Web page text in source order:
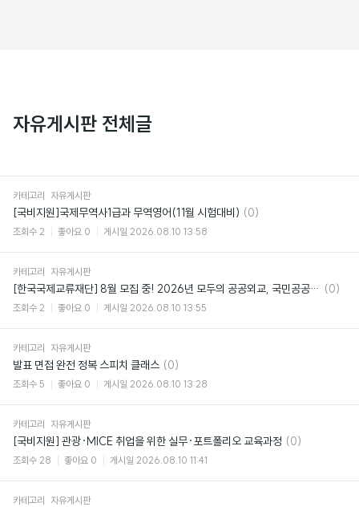
자유게시판 전체글
카테고리 자유게시판
[국비지원]국제무역사1급과 무역영어(11월 시험대비) 댓
(0)
조회수 2 좋아요 0 게시일 2026.08.10 13:58
카테고리 자유게시판
[한국국제교류재단] 8월 모집 중! 2026년 모두의 공공외교, 국민공공외교아카데미 댓
(0)
조회수 2 좋아요 0 게시일 2026.08.10 13:55
카테고리 자유게시판
발표 면접 완전 정복 스피치 클래스 댓
글
(0)
조회수 5 좋아요 0 게시일 2026.08.10 13:28
카테고리 자유게시판
[국비지원] 관광·MICE 취업을 위한 실무·포트폴리오 교육과정 댓
(0)
조회수 28 좋아요 0 게시일 2026.08.10 11:41
카테고리 자유게시판